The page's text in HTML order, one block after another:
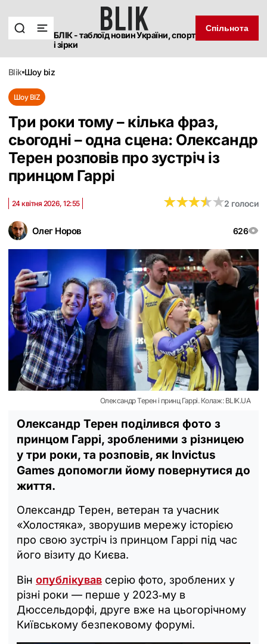
БЛІК - таблоїд новин України, спорт
і зірки
Спільнота
blik шоу biz
Шоу BIZ
Три роки тому – кілька фраз,
сьогодні – одна сцена: Олександр
Терен розповів про зустріч із
принцом Гаррі
Олег Норов 626
24 квітня 2026, 12:55 ★★★★★
★★★★★2 голоси
Олександр Терен і принц Гаррі. Колаж: BLIK.UA
Олександр Терен поділився фото з
принцом Гаррі, зробленими з різницею
у три роки, та розповів, як Invictus
Games допомогли йому повернутися до
життя.
Олександр Терен, ветеран та учасник
«Холостяка», зворушив мережу історією
про свою зустріч із принцом Гаррі під час
його візиту до Києва.
Він опублікував серію фото, зроблених у
різні роки — перше у 2023‑му в
Дюссельдорфі, друге вже на цьогорічному
Київському безпековому форумі.